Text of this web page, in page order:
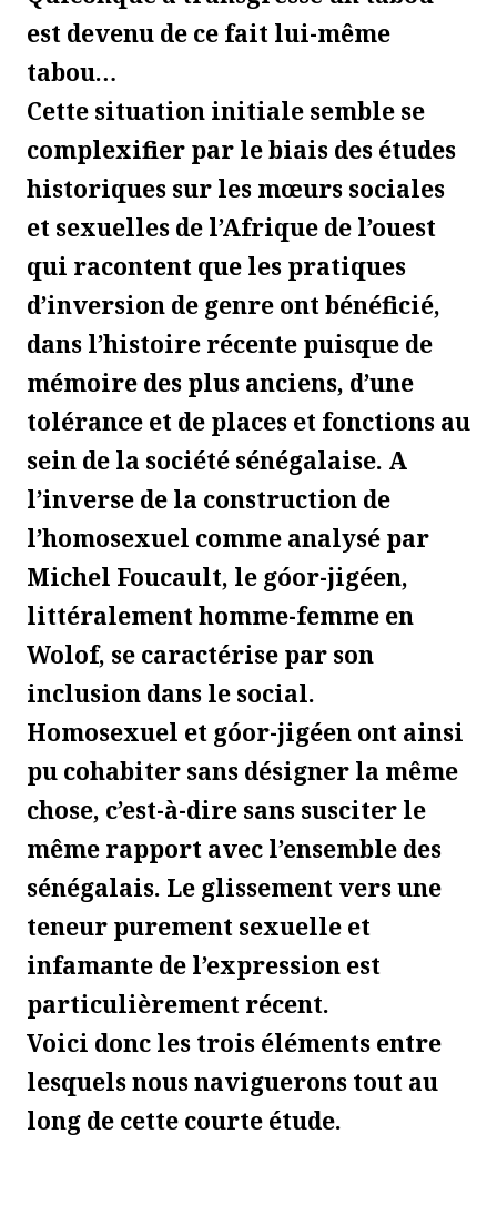
est devenu de ce fait lui-même
tabou…
Cette situation initiale semble se
complexifier par le biais des études
historiques sur les mœurs sociales
et sexuelles de l’Afrique de l’ouest
qui racontent que les pratiques
d’inversion de genre ont bénéficié,
dans l’histoire récente puisque de
mémoire des plus anciens, d’une
tolérance et de places et fonctions au
sein de la société sénégalaise. A
l’inverse de la construction de
l’homosexuel comme analysé par
Michel Foucault, le góor-jigéen,
littéralement homme-femme en
Wolof, se caractérise par son
inclusion dans le social.
Homosexuel et góor-jigéen ont ainsi
pu cohabiter sans désigner la même
chose, c’est-à-dire sans susciter le
même rapport avec l’ensemble des
sénégalais. Le glissement vers une
teneur purement sexuelle et
infamante de l’expression est
particulièrement récent.
Voici donc les trois éléments entre
lesquels nous naviguerons tout au
long de cette courte étude.